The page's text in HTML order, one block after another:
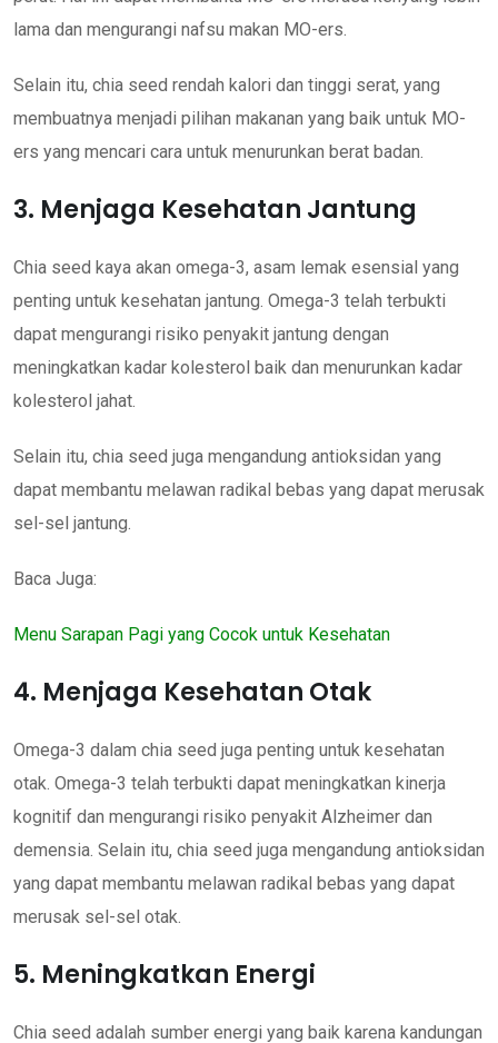
lama dan mengurangi nafsu makan MO-ers.
Selain itu, chia seed rendah kalori dan tinggi serat, yang
membuatnya menjadi pilihan makanan yang baik untuk MO-
ers yang mencari cara untuk menurunkan berat badan.
3. Menjaga Kesehatan Jantung
Chia seed kaya akan omega-3, asam lemak esensial yang
penting untuk kesehatan jantung. Omega-3 telah terbukti
dapat mengurangi risiko penyakit jantung dengan
meningkatkan kadar kolesterol baik dan menurunkan kadar
kolesterol jahat.
Selain itu, chia seed juga mengandung antioksidan yang
dapat membantu melawan radikal bebas yang dapat merusak
sel-sel jantung.
Baca Juga:
Menu Sarapan Pagi yang Cocok untuk Kesehatan
4. Menjaga Kesehatan Otak
Omega-3 dalam chia seed juga penting untuk kesehatan
otak. Omega-3 telah terbukti dapat meningkatkan kinerja
kognitif dan mengurangi risiko penyakit Alzheimer dan
demensia. Selain itu, chia seed juga mengandung antioksidan
yang dapat membantu melawan radikal bebas yang dapat
merusak sel-sel otak.
5. Meningkatkan Energi
Chia seed adalah sumber energi yang baik karena kandungan